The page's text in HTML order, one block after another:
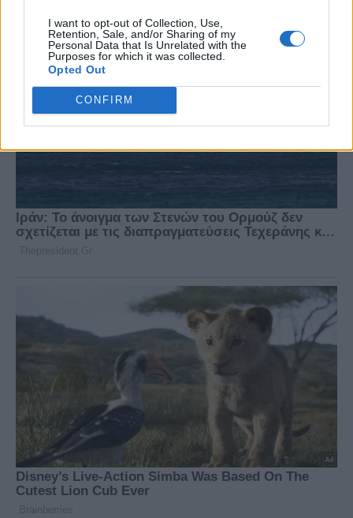
I want to opt-out of Collection, Use,
Retention, Sale, and/or Sharing of my
Personal Data that Is Unrelated with the
Purposes for which it was collected.
Opted Out
CONFIRM